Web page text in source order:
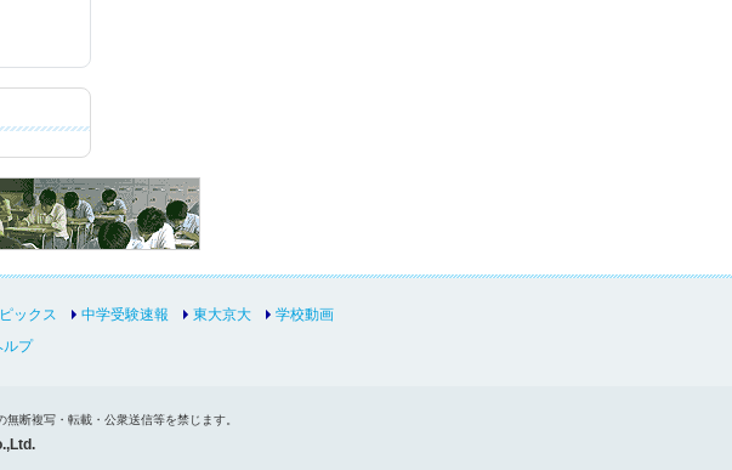
ックス 中学受験速報 東大京大
学校動画
ルプ
断複写・転載・公衆送信等を禁じます。